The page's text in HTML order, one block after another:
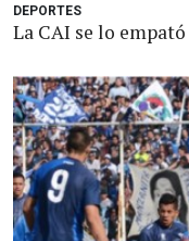
DEPORTES
La CAI se lo